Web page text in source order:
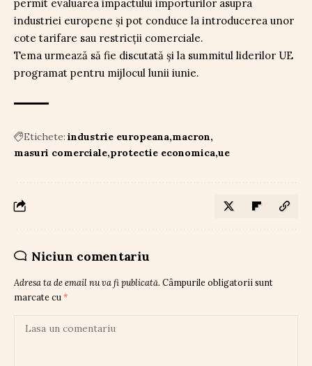
permit evaluarea impactului importurilor asupra
industriei europene și pot conduce la introducerea unor
cote tarifare sau restricții comerciale.
Tema urmează să fie discutată și la summitul liderilor UE
programat pentru mijlocul lunii iunie.
Etichete: industrie europeana macron
masuri comerciale protectie economica ue
Niciun comentariu
Adresa ta de email nu va fi publicată. Câmpurile obligatorii sunt
marcate cu *